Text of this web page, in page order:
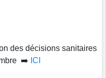
des décisions sanitaires
➡️ ICI